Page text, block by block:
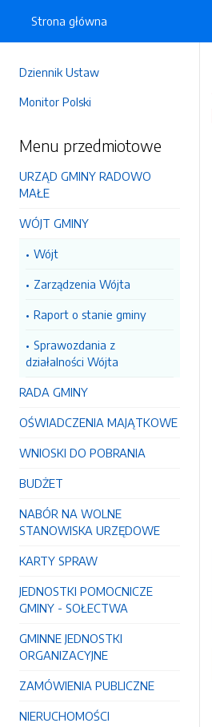
Dziennik Ustaw
Monitor Polski
Menu przedmiotowe
URZĄD GMINY RADOWO
MAŁE
WÓJT GMINY
Wójt
Zarządzenia Wójta
Raport o stanie gminy
Sprawozdania z
działalności Wójta
RADA GMINY
OŚWIADCZENIA MAJĄTKOWE
WNIOSKI DO POBRANIA
BUDŻET
NABÓR NA WOLNE
STANOWISKA URZĘDOWE
KARTY SPRAW
JEDNOSTKI POMOCNICZE
GMINY - SOŁECTWA
GMINNE JEDNOSTKI
ORGANIZACYJNE
ZAMÓWIENIA PUBLICZNE
NIERUCHOMOŚCI
Strona główna